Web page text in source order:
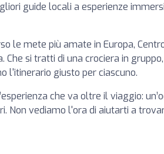
guide locali a esperienze
le mete più amate in Europa,
Che si tratti di una crociera in
l'itinerario giusto per ciascuno.
che va oltre il viaggio:
Non vediamo l'ora di aiutarti a